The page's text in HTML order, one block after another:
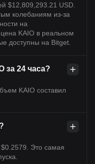
$12,809,293.21 USD.
колебаниям из-за
на
KAIO в реальном
доступны на Bitget.
за 24 часа?
KAIO составил
$0.2579. Это самая